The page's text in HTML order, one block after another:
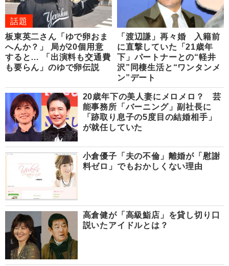
話題
板東英二さん「ゆで卵おま
へんか？」 局が20個用意
すると… 「出演料も交通費
も要らん」のゆで卵伝説
「渡辺謙」再々婚 入籍前
に直撃していた「21歳年
下」パートナーとの“軽井
沢”同棲生活と“ワンタンメ
ン”デート
20歳年下の美人妻にメロメロ？ 芸
能事務所「バーニング」副社長に
「跡取り息子の5度目の結婚相手」
が就任していた
小倉優子「夫の不倫」離婚が「慰謝
料ゼロ」でもおかしくない理由
高倉健が「高級鮨店」を貸し切り口
説いたアイドルとは？